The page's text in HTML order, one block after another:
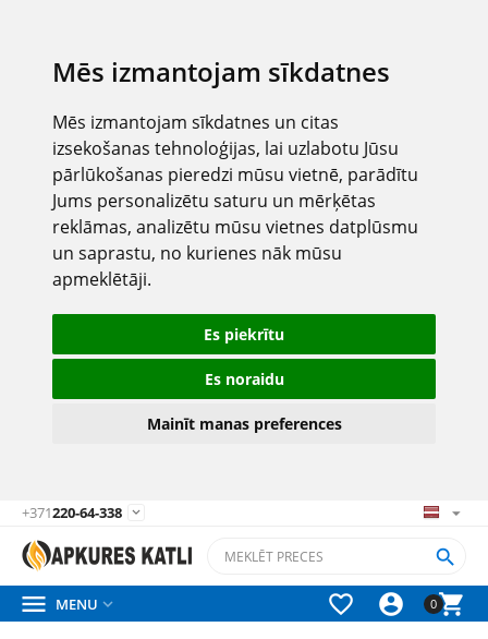
Mēs izmantojam sīkdatnes
Mēs izmantojam sīkdatnes un citas
izsekošanas tehnoloģijas, lai uzlabotu Jūsu
pārlūkošanas pieredzi mūsu vietnē, parādītu
Jums personalizētu saturu un mērķētas
reklāmas, analizētu mūsu vietnes datplūsmu
un saprastu, no kurienes nāk mūsu
apmeklētāji.
Es piekrītu
Es noraidu
Mainīt manas preferences
+371220-64-338 
0



 MENU 